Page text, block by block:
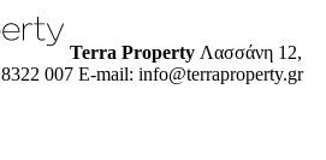
Terra Property Λασσάνη 12,
007 E-mail: info@terraproperty.gr